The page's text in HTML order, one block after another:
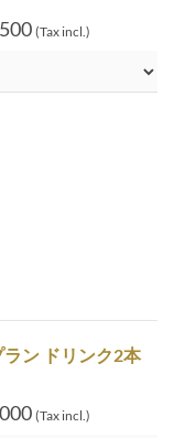
(Tax incl.)
ン ドリンク2本
(Tax incl.)